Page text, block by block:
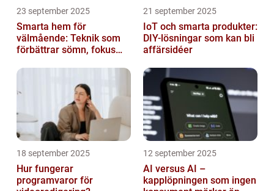
23 september 2025
Smarta hem för
välmående: Teknik som
förbättrar sömn, fokus
21 september 2025
IoT och smarta produkter:
DIY-lösningar som kan bli
affärsidéer
18 september 2025
Hur fungerar
programvaror för
12 september 2025
AI versus AI –
kapplöpningen som ingen